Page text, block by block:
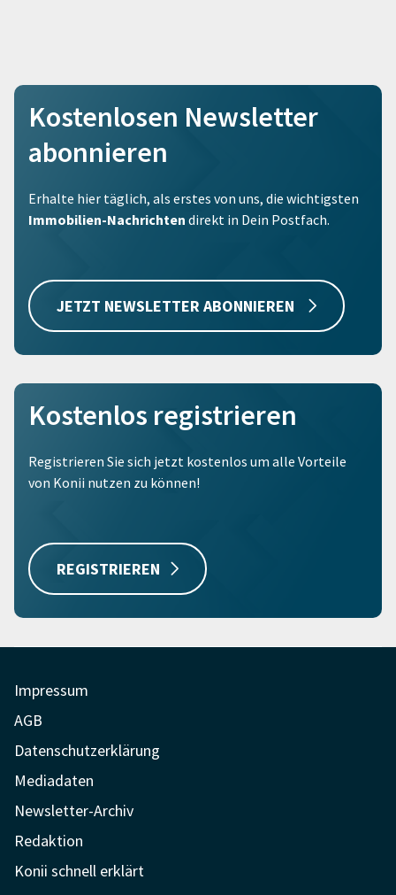
Kostenlosen Newsletter
abonnieren
Erhalte hier täglich, als erstes von uns, die wichtigsten
Immobilien-Nachrichten direkt in Dein Postfach.
JETZT NEWSLETTER ABONNIEREN
Kostenlos registrieren
Registrieren Sie sich jetzt kostenlos um alle Vorteile
von Konii nutzen zu können!
REGISTRIEREN
Impressum
AGB
Datenschutzerklärung
Mediadaten
Newsletter-Archiv
Redaktion
Konii schnell erklärt